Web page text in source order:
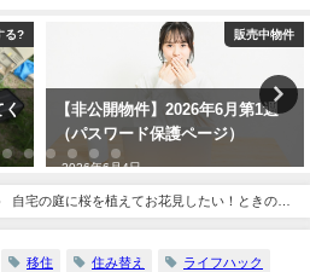
る?
く
販売中物件
【非公開物件】2026年6月第1週
（パスワード保護ページ）
2026年6月4日
自宅の庭に桜を植えてお花見したい！ときの注
移住 住み替え ライフハック